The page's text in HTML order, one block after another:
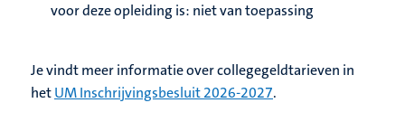
voor deze opleiding is: niet van toepassing
Je vindt meer informatie over collegegeldtarieven in
hetUM Inschrijvingsbesluit 2026-2027.